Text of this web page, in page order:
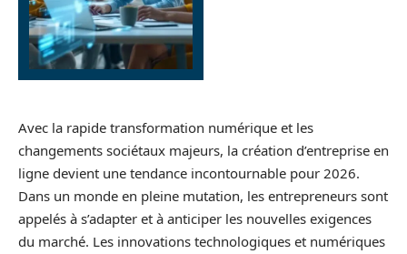
Avec la rapide transformation numérique et les
changements sociétaux majeurs, la création d’entreprise en
ligne devient une tendance incontournable pour 2026.
Dans un monde en pleine mutation, les entrepreneurs sont
appelés à s’adapter et à anticiper les nouvelles exigences
du marché. Les innovations technologiques et numériques